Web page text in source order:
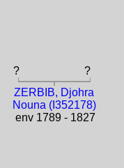
?
?
ZERBIB, Djohra
Nouna (I352178)
env 1789 - 1827